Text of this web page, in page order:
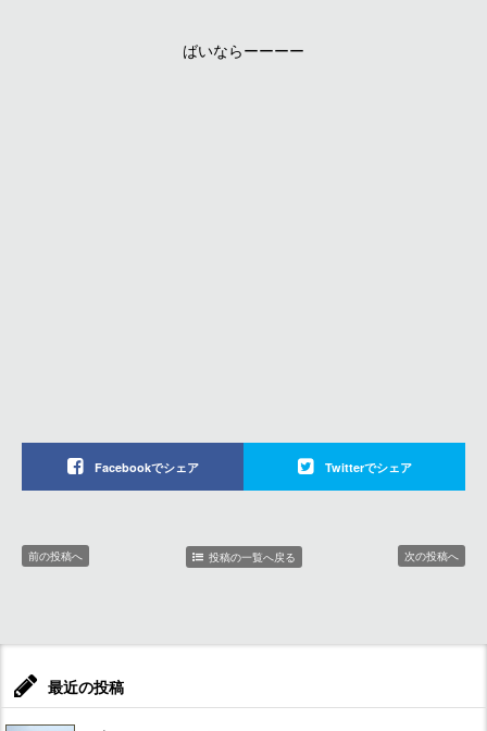
ばいならーーーー
Facebookでシェア Twitterでシェア
前の投稿へ 投稿の一覧へ戻る 次の投稿へ
最近の投稿